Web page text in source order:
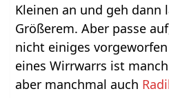
Kleinen an und geh dann
Größerem. Aber passe
nicht einiges
eines Wirrwarrs ist
aber manchmal auch